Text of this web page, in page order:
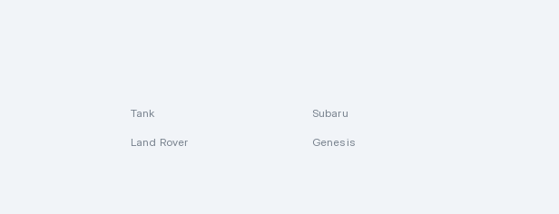
Tank Subaru
Land Rover Genesis